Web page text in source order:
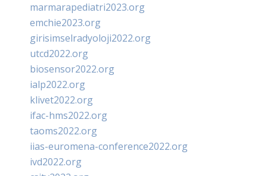
marmarapediatri2023.org
emchie2023.org
girisimselradyoloji2022.org
utcd2022.org
biosensor2022.org
ialp2022.org
klivet2022.org
ifac-hms2022.org
taoms2022.org
iias-euromena-conference2022.org
ivd2022.org